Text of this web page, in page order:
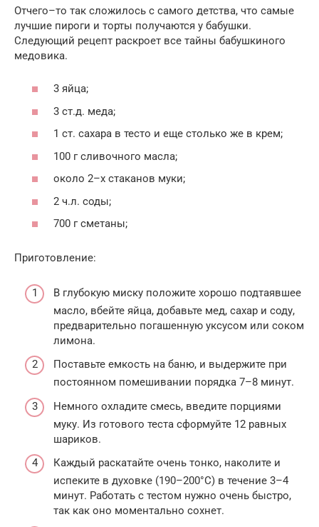
Отчего–то так сложилось с самого детства, что самые
лучшие пироги и торты получаются у бабушки.
Следующий рецепт раскроет все тайны бабушкиного
медовика.
3 яйца;
3 ст.д. меда;
1 ст. сахара в тесто и еще столько же в крем;
100 г сливочного масла;
около 2–х стаканов муки;
2 ч.л. соды;
700 г сметаны;
Приготовление:
В глубокую миску положите хорошо подтаявшее
масло, вбейте яйца, добавьте мед, сахар и соду,
предварительно погашенную уксусом или соком
лимона.
Поставьте емкость на баню, и выдержите при
постоянном помешивании порядка 7–8 минут.
Немного охладите смесь, введите порциями
муку. Из готового теста сформуйте 12 равных
шариков.
Каждый раскатайте очень тонко, наколите и
испеките в духовке (190–200°С) в течение 3–4
минут. Работать с тестом нужно очень быстро,
так как оно моментально сохнет.